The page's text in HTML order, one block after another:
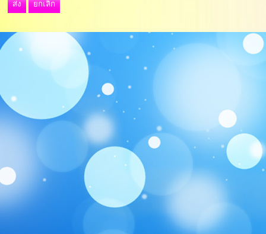
ส่ง ยกเลิก